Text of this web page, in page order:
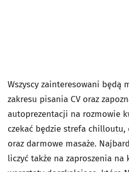
Wszyscy zainteresowani będą
zakresu pisania CV oraz
autoprezentacji na rozmowie
czekać będzie strefa chilloutu,
oraz darmowe masaże.
liczyć także na zaproszenia